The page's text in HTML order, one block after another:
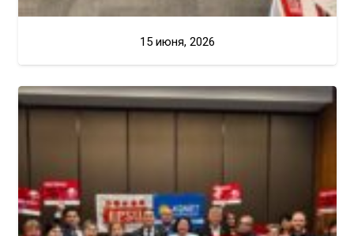
15 июня, 2026